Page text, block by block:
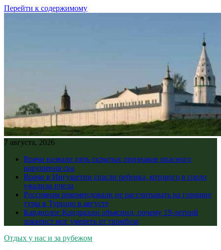
Перейти к содержимому
7 августа, 2026
Врачи назвали пять скрытых признаков опасного
нарушения сна
Врачи в Ингушетии спасли ребенка, которого в горло
ужалила пчела
Россиянам рекомендовали не рассчитывать на горящие
туры в Турцию в августе
Кардиолог Кондрахин объяснил, почему 19-летний
хоккеист мог умереть от тромбоза
Отдых у нас и за рубежом